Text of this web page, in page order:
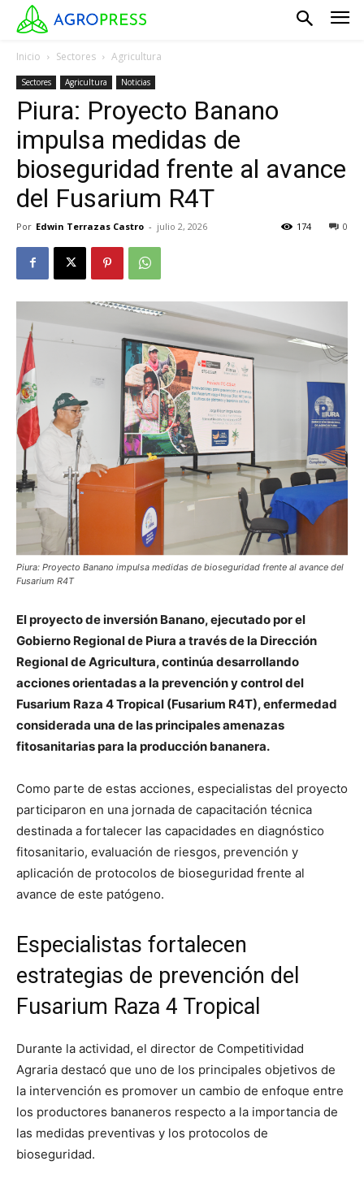
Inicio Sectores Agricultura
Sectores Agricultura Noticias
Piura: Proyecto Banano
impulsa medidas de
bioseguridad frente al avance
del Fusarium R4T
Por Edwin Terrazas Castro - julio 2, 2026 0
174
Piura: Proyecto Banano impulsa medidas de bioseguridad frente al avance del
Fusarium R4T
El proyecto de inversión Banano, ejecutado por el
Gobierno Regional de Piura a través de la Dirección
Regional de Agricultura, continúa desarrollando
acciones orientadas a la prevención y control del
Fusarium Raza 4 Tropical (Fusarium R4T), enfermedad
considerada una de las principales amenazas
fitosanitarias para la producción bananera.
Como parte de estas acciones, especialistas del proyecto
participaron en una jornada de capacitación técnica
destinada a fortalecer las capacidades en diagnóstico
fitosanitario, evaluación de riesgos, prevención y
aplicación de protocolos de bioseguridad frente al
avance de este patógeno.
Especialistas fortalecen
estrategias de prevención del
Fusarium Raza 4 Tropical
Durante la actividad, el director de Competitividad
Agraria destacó que uno de los principales objetivos de
la intervención es promover un cambio de enfoque entre
los productores bananeros respecto a la importancia de
las medidas preventivas y los protocolos de
bioseguridad.